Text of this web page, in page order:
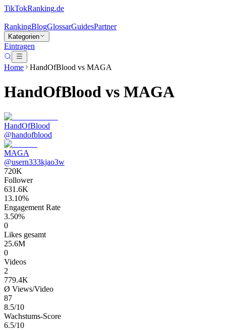
TikTokRanking.de
RankingBlogGlossarGuidesPartner
Kategorien
Eintragen
Home HandOfBlood vs MAGA
HandOfBlood vs MAGA
HandOfBlood
@handofblood
MAGA
@usern333kjao3w
720K
Follower
631.6K
13.10%
Engagement Rate
3.50%
0
Likes gesamt
25.6M
0
Videos
2
779.4K
Ø Views/Video
87
8.5/10
Wachstums-Score
6.5/10